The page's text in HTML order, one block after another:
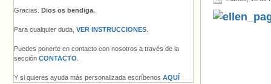
Gracias. Dios os bendiga.
Para cualquier duda, VER INSTRUCCIONES
Puedes ponerte en contacto con nosotros a través de la
sección CONTACTO
Y si quieres ayuda más personalizada escríbenos AQUÍ